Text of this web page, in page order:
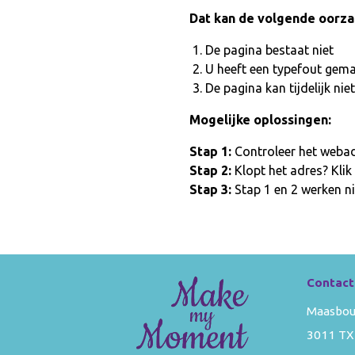
Dat kan de volgende
De pagina bestaat niet
U heeft een typefout
De pagina kan tijdelijk
Mogelijke oplossingen:
Stap 1:Controleer het
Stap 2:Klopt het adres?
Stap 3:Stap 1 en 2 werken
Contact
3011